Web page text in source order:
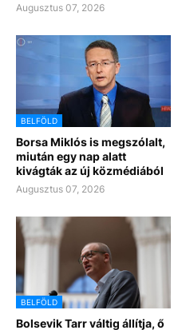
Augusztus 07, 2026
BELFÖLD
Borsa Miklós is megszólalt,
miután egy nap alatt
kivágták az új közmédiából
Augusztus 07, 2026
BELFÖLD
Bolsevik Tarr váltig állítja, ő